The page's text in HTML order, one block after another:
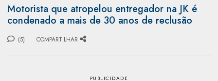
Motorista que atropelou entregador na JK é
condenado a mais de 30 anos de reclusão
(5) COMPARTILHAR